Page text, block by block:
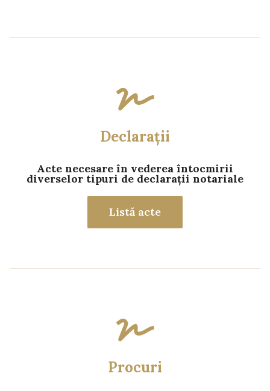
Acte necesare în vederea întocmirii
diverselor tipuri de declarații notariale
Listă acte
Declarații
Procuri